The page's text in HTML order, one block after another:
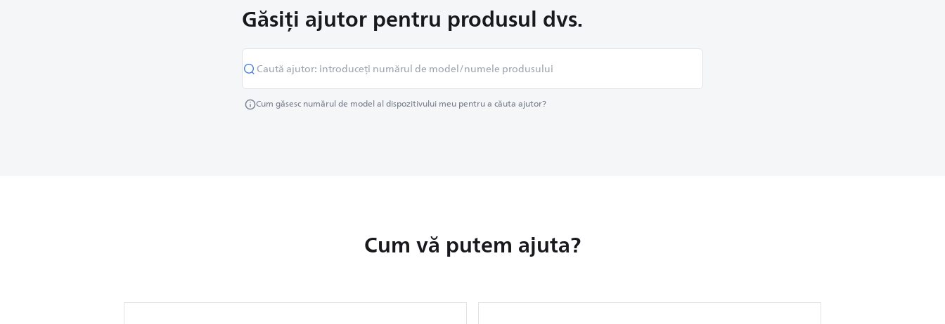
Găsiți ajutor pentru produsul dvs.
Cum găsesc numărul de model al dispozitivului meu pentru a căuta ajutor?
Cum vă putem ajuta?